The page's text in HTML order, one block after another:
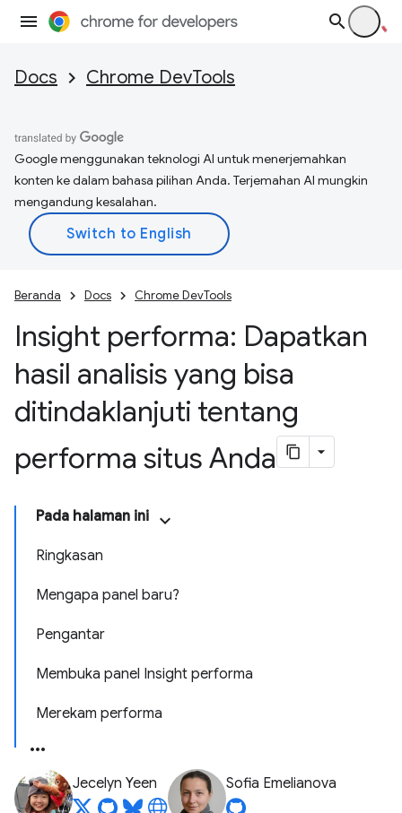
Docs Chrome DevTools
Google menggunakan teknologi AI untuk menerjemahkan
konten ke dalam bahasa pilihan Anda. Terjemahan AI mungkin
mengandung kesalahan.
Beranda Docs Chrome DevTools
Insight performa: Dapatkan
hasil analisis yang bisa
ditindaklanjuti tentang
performa situs Anda
Pada halaman ini
Ringkasan
Mengapa panel baru?
Pengantar
Membuka panel Insight performa
Merekam performa
Jecelyn Yeen Sofia Emelianova